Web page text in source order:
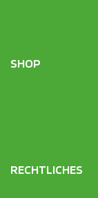
SHOP
RECHTLICHES